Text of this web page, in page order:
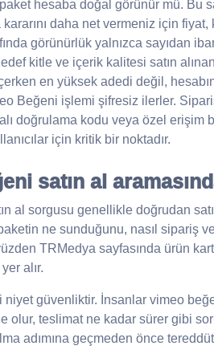
hesaba doğal görünür mü. Bu
kararını daha net vermeniz için
görünürlük yalnızca sayıdan
kitle ve içerik kalitesi satın
en yüksek adedi değil,
Beğeni işlemi şifresiz ilerler.
doğrulama kodu veya özel
için kritik bir noktadır.
satın al
al sorgusu genellikle doğrudan
ne sunduğunu, nasıl sipariş
TRMedya sayfasında ürün
alır.
niyet güvenliktir. İnsanlar vimeo
olur, teslimat ne kadar sürer gibi
adımına geçmeden önce